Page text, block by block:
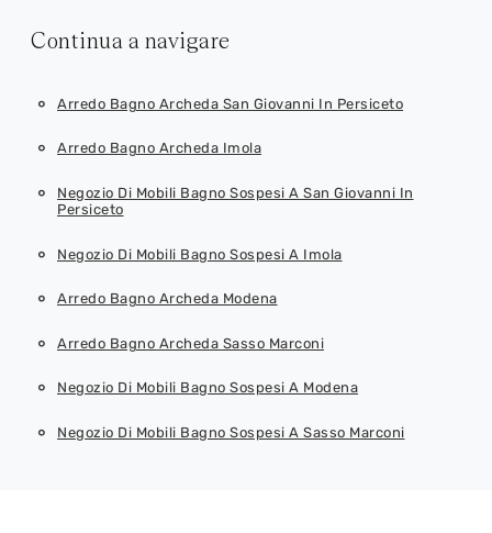
Continua a navigare
Arredo Bagno Archeda San Giovanni In Persiceto
Arredo Bagno Archeda Imola
Negozio Di Mobili Bagno Sospesi A San Giovanni In
Persiceto
Negozio Di Mobili Bagno Sospesi A Imola
Arredo Bagno Archeda Modena
Arredo Bagno Archeda Sasso Marconi
Negozio Di Mobili Bagno Sospesi A Modena
Negozio Di Mobili Bagno Sospesi A Sasso Marconi